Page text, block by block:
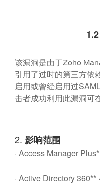
1.2
该漏洞是由于Zoho
引用了过时的第三方依
启用或曾经启用过
击者成功利用此漏洞可
2. 影响范围
· Access Manager
· Active Directory 360**